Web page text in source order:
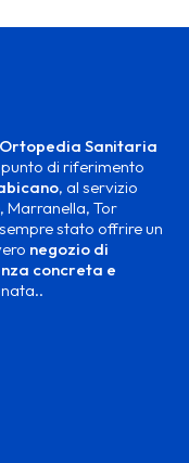
Ortopedia Sanitaria
di riferimento
, al servizio
Marranella, Tor
stato offrire un
negozio di
concreta e